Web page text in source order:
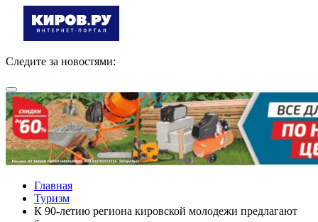
Следите за новостями:
Главная
Туризм
К 90-летию региона кировской молодежи предлагают